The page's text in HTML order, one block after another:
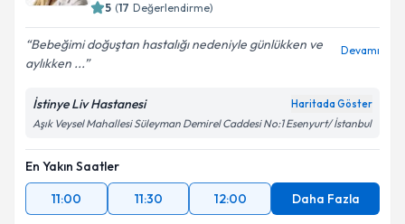
kapsamda işlenmesini kabul ediyorum.
5 (17 Değerlendirme)
Bebeğimi doğuştan hastalığı nedeniyle günlükken ve
aylıkken ...
Devamı
İstinye Liv Hastanesi Haritada Göster
Aşık Veysel Mahallesi Süleyman Demirel Caddesi No:1 Esenyurt/ İstanbul
En Yakın Saatler
11:00
11:30 12:00 Daha Fazla